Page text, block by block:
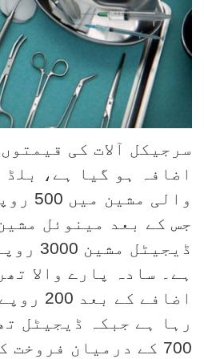
سرجیکل آلات کی
اضافہ ہو گیا ہے،
والی
اضافے
700 کے درمیان